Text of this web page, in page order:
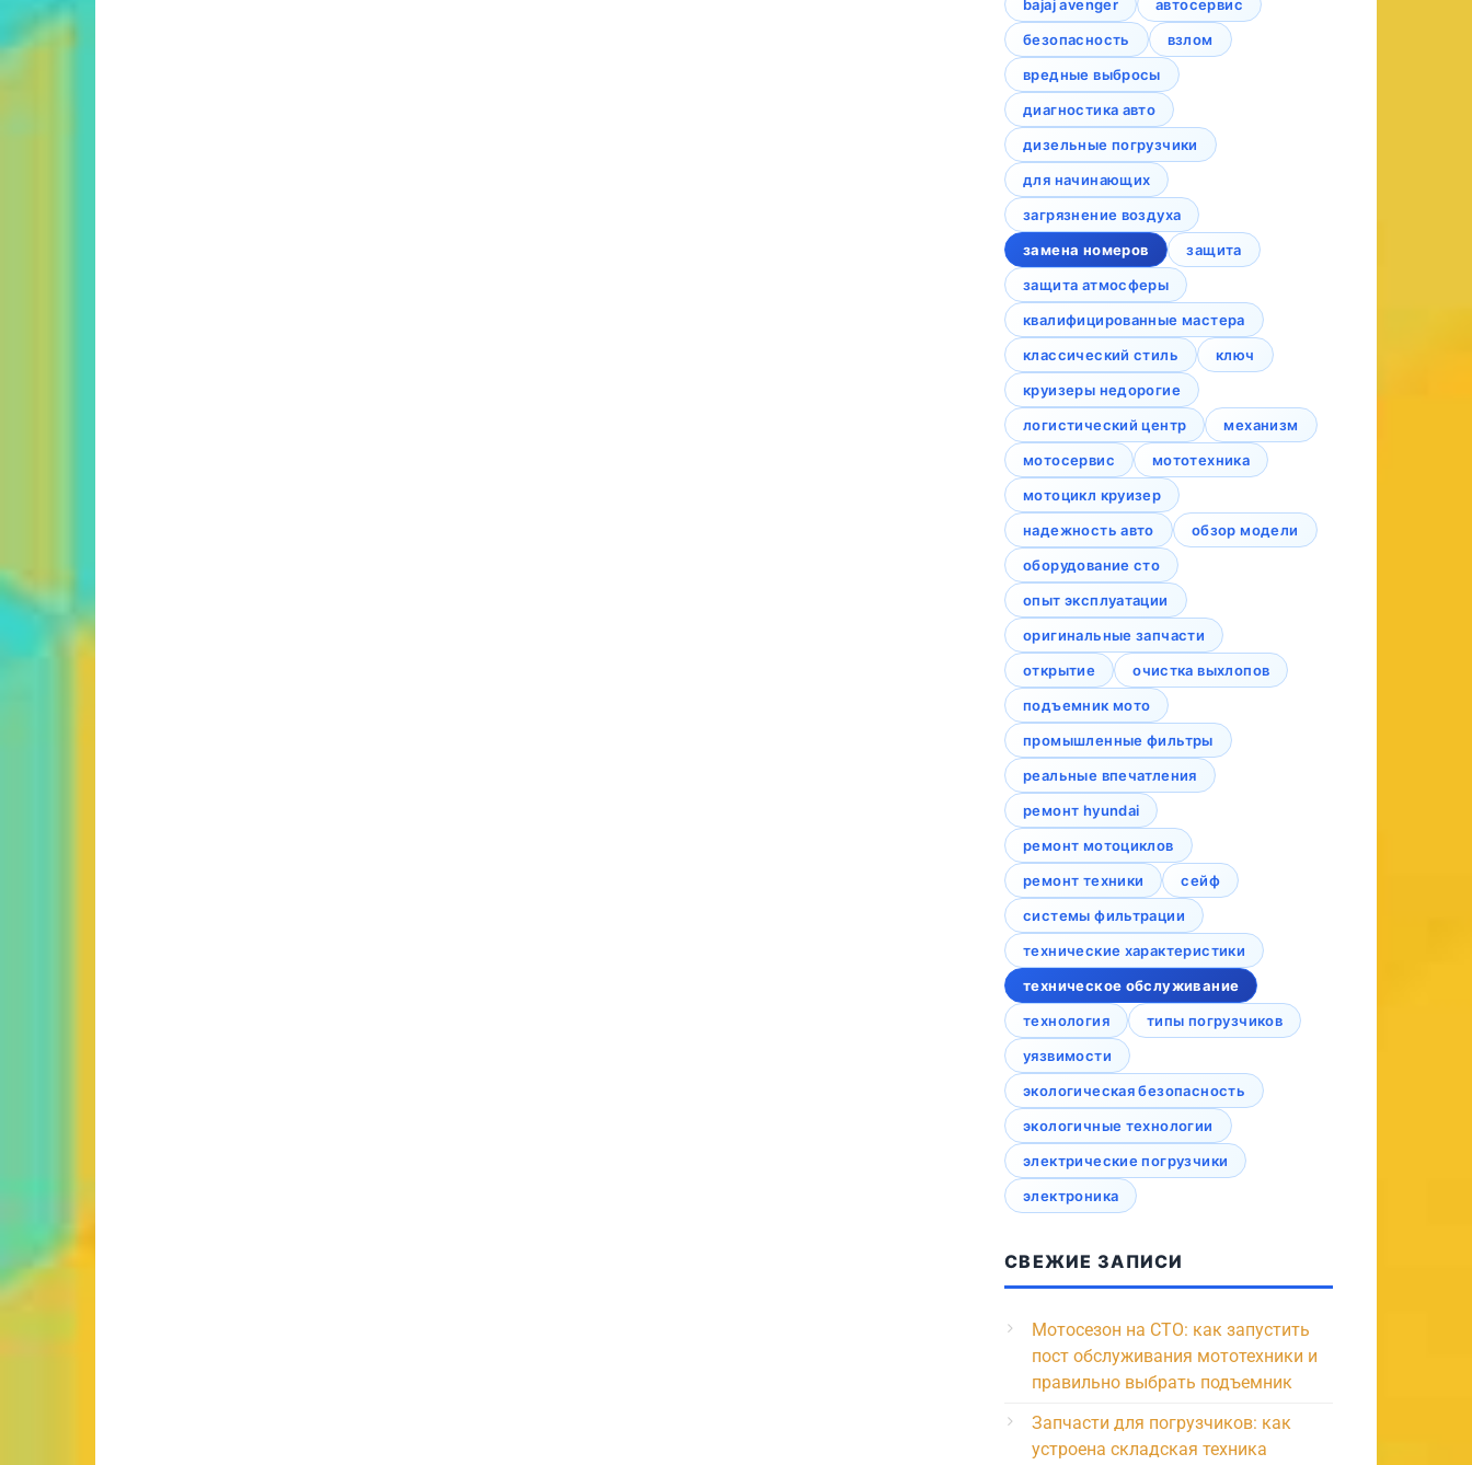
bajaj avenger
автосервис
безопасность
взлом
вредные выбросы
диагностика авто
дизельные погрузчики
для начинающих
загрязнение воздуха
замена номеров
защита
защита атмосферы
квалифицированные мастера
классический стиль
ключ
круизеры недорогие
логистический центр
механизм
мотосервис
мототехника
мотоцикл круизер
надежность авто
обзор модели
оборудование сто
опыт эксплуатации
оригинальные запчасти
открытие
очистка выхлопов
подъемник мото
промышленные фильтры
реальные впечатления
ремонт hyundai
ремонт мотоциклов
ремонт техники
сейф
системы фильтрации
технические характеристики
техническое обслуживание
технология
типы погрузчиков
уязвимости
экологическая безопасность
экологичные технологии
электрические погрузчики
электроника
СВЕЖИЕ ЗАПИСИ
Мотосезон на СТО: как запустить
пост обслуживания мототехники и
правильно выбрать подъемник
Запчасти для погрузчиков: как
устроена складская техника